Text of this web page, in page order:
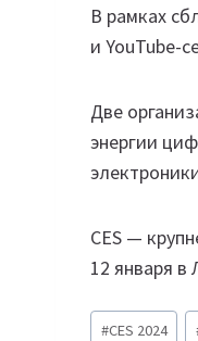
В рамках
и YouTube-
Две
энергии
CES —
12 января в
Метки
#CES 2024